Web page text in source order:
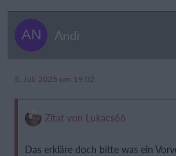
Andi
5. Juli 2025 um 19:02
Zitat von Lukacs66
Das erkläre doch bitte was ein